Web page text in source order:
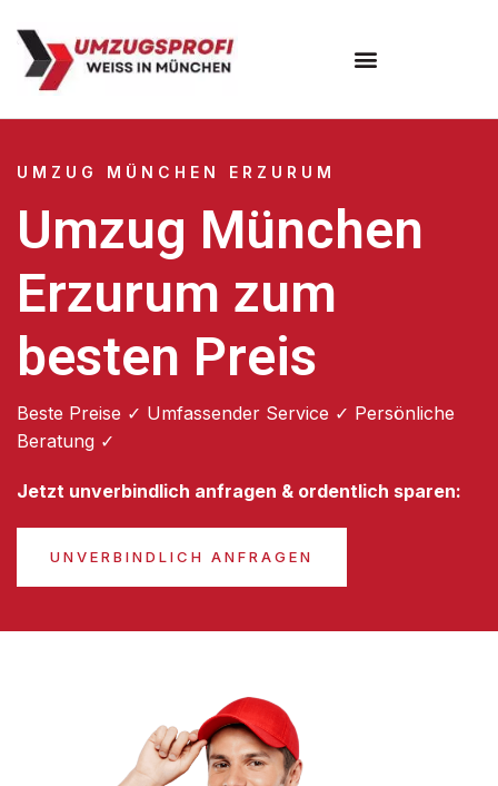
UMZUG MÜNCHEN ERZURUM
Umzug München
Erzurum zum
besten Preis
Beste Preise ✓ Umfassender Service ✓ Persönliche
Beratung ✓
Jetzt unverbindlich anfragen & ordentlich sparen:
UNVERBINDLICH ANFRAGEN